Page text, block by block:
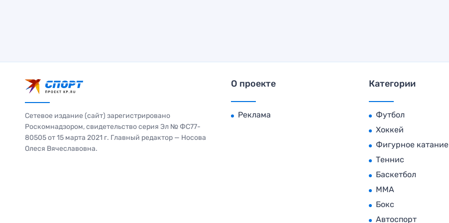
Сетевое издание (сайт) зарегистрировано
Роскомнадзором, свидетельство серия Эл № ФС77-
80505 от 15 марта 2021 г. Главный редактор — Носова
Олеся Вячеславовна.
О проекте
Реклама
Категории
Футбол
Хоккей
Фигурное катание
Теннис
Баскетбол
MMA
Бокс
Автоспорт